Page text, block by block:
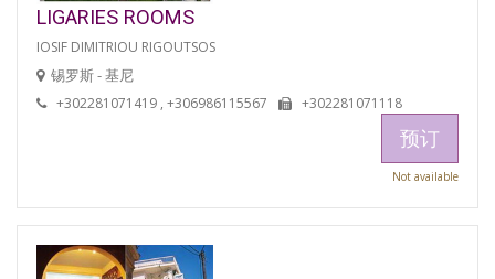
LIGARIES ROOMS
IOSIF DIMITRIOU RIGOUTSOS
锡罗斯 - 基尼
+302281071419 , +306986115567 +302281071118
预订
Not available